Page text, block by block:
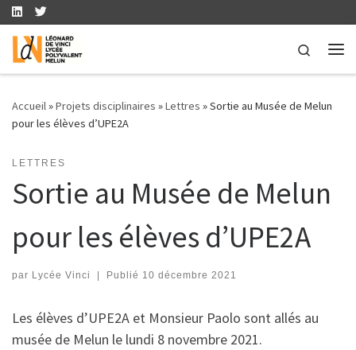
Skip to content
Search
Accueil»Projets disciplinaires »Lettres »Sortie au Musée de Melun
pour les élèves d’UPE2A
LETTRES
Sortie au Musée de Melun
pour les élèves d’UPE2A
par Lycée Vinci | Publié 10 décembre 2021
Les élèves d’UPE2A et Monsieur Paolo sont allés au
musée de Melun le lundi 8 novembre 2021.